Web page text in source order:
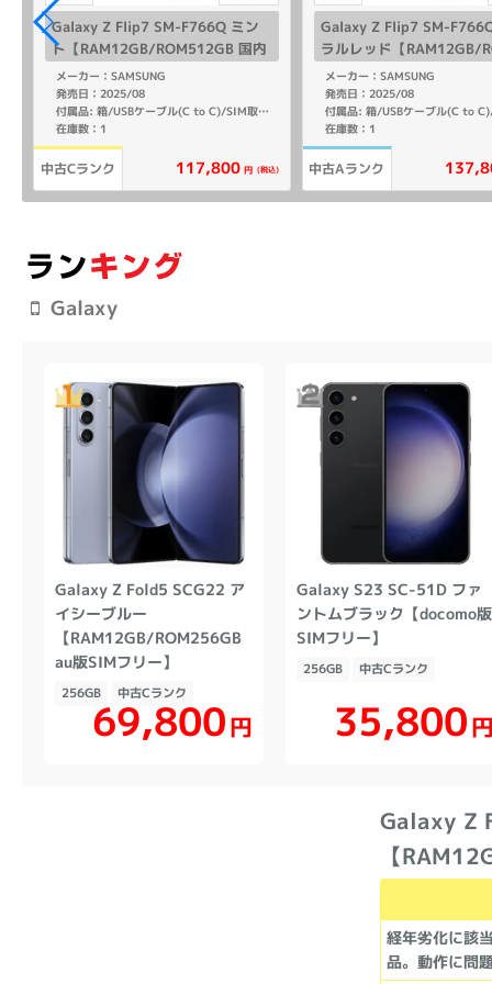
Galaxy Z Flip7 SM-F766Q ミン
ト【RAM12GB/ROM512GB 国内
版SIMフリー】
メーカー：SAMSUNG
発売日：2025/08
付属品: 箱/USBケーブル(C to C)/SIM取り出し用ピン/マニュアル
在庫数：1
中古Cランク 117,800 円 (税込)
Galaxy Z Flip7 SM-
ラルレッド【RAM12GB/
GB 国内版SIMフリー】
メーカー：SAMSUNG
発売日：2025/08
在庫数：1
中古Aランク
Galaxy
Galaxy Z Fold5 SCG22 ア
イシーブルー
【RAM12GB/ROM256GB
au版SIMフリー】
256GB 中古Cランク
69,800円
Galaxy S23 SC-51D ファ
ントムブラック【docomo版
SIMフリー】
256GB 中古Cランク
35,800円
Galaxy Z
【
経年劣化に該
品。動作に問